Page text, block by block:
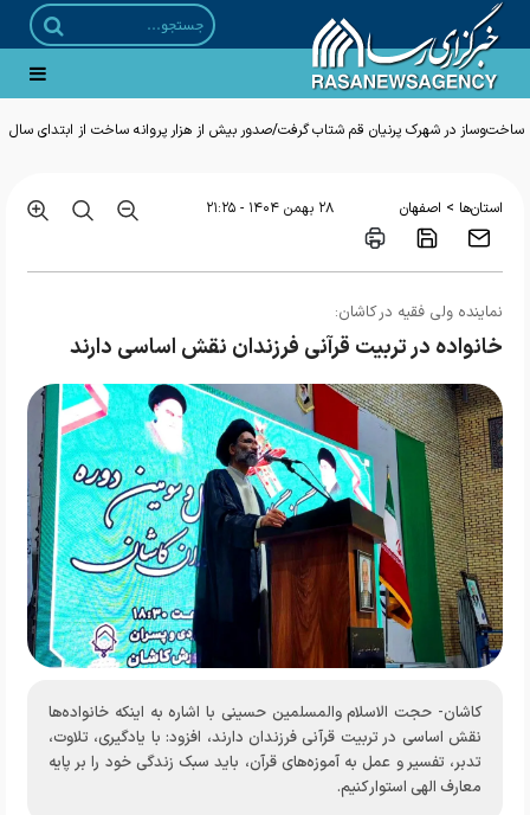
ساخت‌وساز در شهرک پرنیان قم شتاب گرفت/صدور بیش از هزار پروانه ساخت از ابتدای سال
استان‌ها > اصفهان ۲۸ بهمن ۱۴۰۴ - ۲۱:۲۵
نماینده ولی فقیه در کاشان:
خانواده‌ در تربیت قرآنی فرزندان نقش اساسی دارند
کاشان- حجت الاسلام والمسلمین حسینی با اشاره به اینکه خانواده‌ها
نقش اساسی در تربیت قرآنی فرزندان دارند، افزود: با یادگیری، تلاوت،
تدبر، تفسیر و عمل به آموزه‌های قرآن، باید سبک زندگی خود را بر پایه
معارف الهی استوار کنیم.